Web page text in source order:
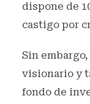
dispone de
castigo por
Sin
visionario y
fondo de